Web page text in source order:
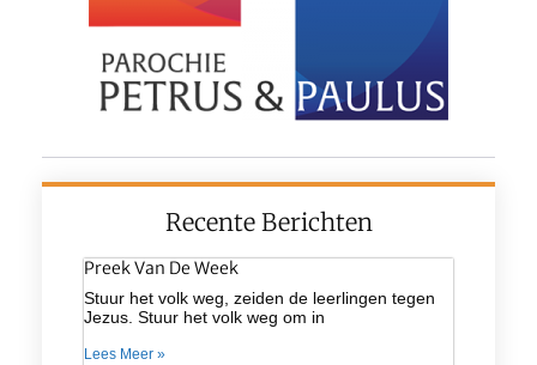
Recente Berichten
Preek Van De Week
Stuur het volk weg, zeiden de leerlingen tegen
Jezus. Stuur het volk weg om in
Lees Meer »